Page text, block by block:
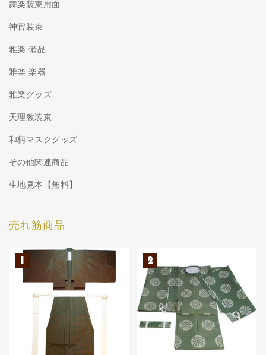
舞楽装束用面
神官装束
雅楽 備品
雅楽 楽器
雅楽グッズ
天理教装束
和柄マスクグッズ
その他関連商品
生地見本【無料】
売れ筋商品